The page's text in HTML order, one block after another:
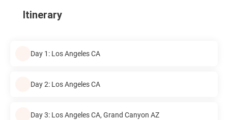
Itinerary
Day 1: Los Angeles CA
Day 2: Los Angeles CA
Day 3: Los Angeles CA, Grand Canyon AZ